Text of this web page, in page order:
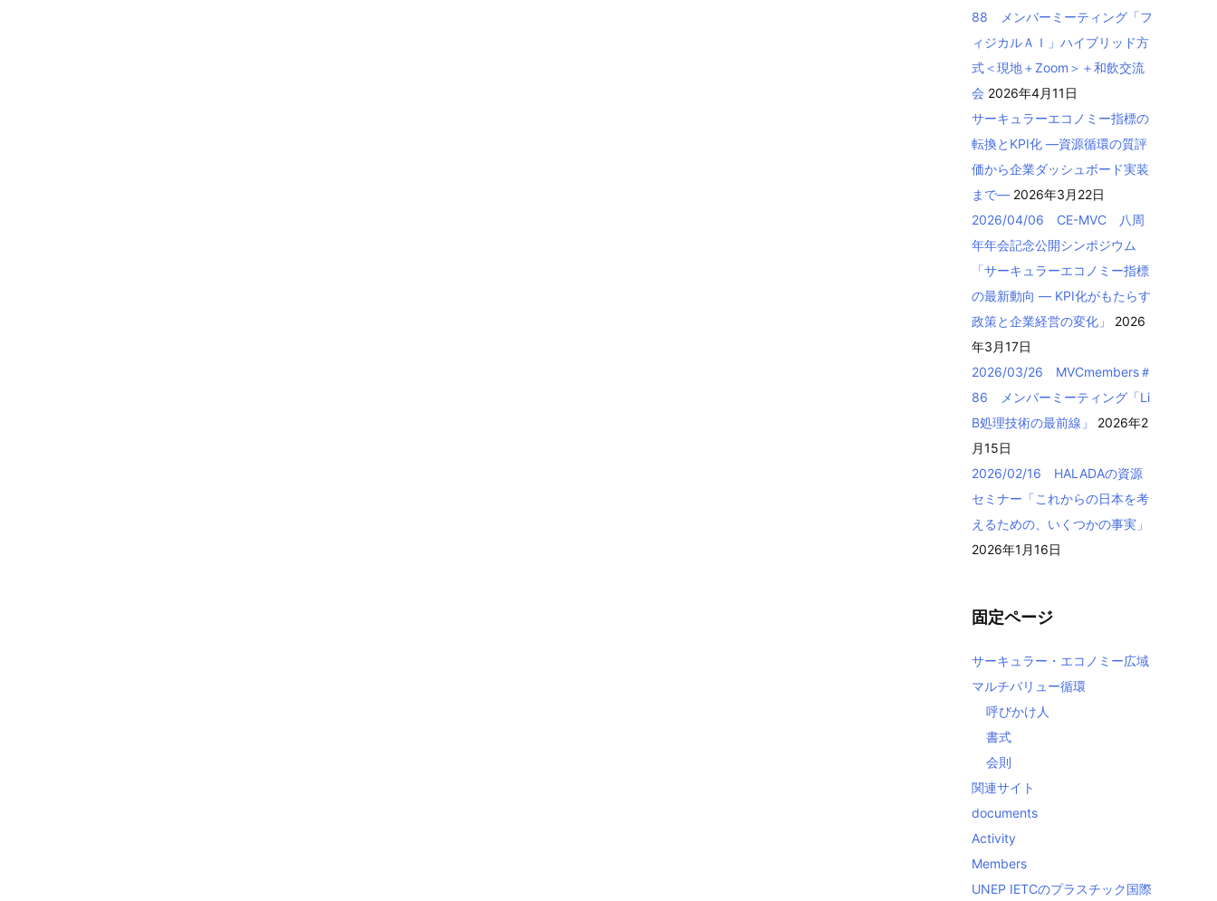
88 メンバーミーティング「フ
ィジカルＡＩ」ハイブリッド方
式＜現地＋Zoom＞＋和飲交流
会 2026年4月11日
サーキュラーエコノミー指標の
転換とKPI化 ―資源循環の質評
価から企業ダッシュボード実装
まで― 2026年3月22日
2026/04/06 CE-MVC 八周
年年会記念公開シンポジウム
「サーキュラーエコノミー指標
の最新動向 ― KPI化がもたらす
政策と企業経営の変化」
2026
年3月17日
2026/03/26 MVCmembers＃
86 メンバーミーティング「Li
B処理技術の最前線」
2026年2
月15日
2026/02/16 HALADAの資源
セミナー「これからの日本を考
えるための、いくつかの事実」
2026年1月16日
固定ページ
サーキュラー・エコノミー広域
マルチバリュー循環
呼びかけ人
書式
会則
関連サイト
documents
Activity
Members
UNEP IETCのプラスチック国際